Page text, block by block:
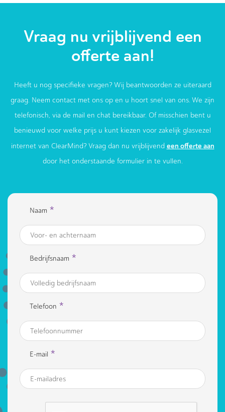
Vraag nu vrijblijvend een
offerte aan!
Heeft u nog specifieke vragen? Wij beantwoorden ze uiteraard
graag. Neem contact met ons op en u hoort snel van ons. We zijn
telefonisch, via de mail en chat bereikbaar. Of misschien bent u
benieuwd voor welke prijs u kunt kiezen voor zakelijk glasvezel
internet van ClearMind? Vraag dan nu vrijblijvend een offerte aan
door het onderstaande formulier in te vullen.
Naam *
Bedrijfsnaam *
Telefoon *
E-mail *